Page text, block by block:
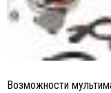
Возможности